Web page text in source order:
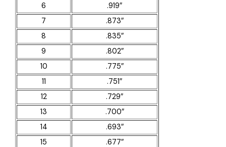
6
.919″
7
.873″
8
.835″
9
.802″
10
.775″
11
.751″
12
.729″
13
.700″
14
.693″
15
.677″